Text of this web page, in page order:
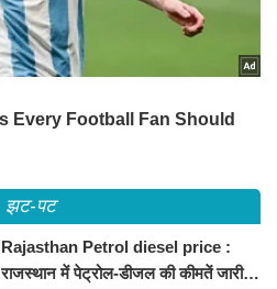
झट-पट
Rajasthan Petrol diesel price :
राजस्थान में पेट्रोल-डीजल की कीमतें जारी,